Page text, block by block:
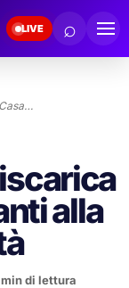
LIVE ⌕
alla
di lettura